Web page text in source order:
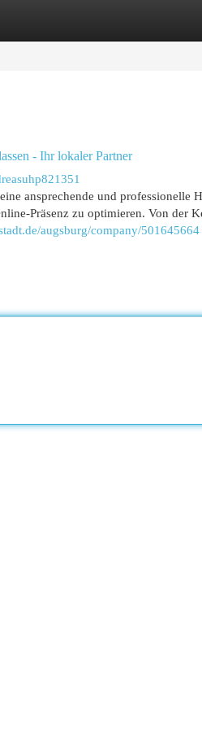
- Ihr lokaler Partner
ansprechende und professionelle
Präsenz zu optimieren. Von der
augsburg/company/501645664